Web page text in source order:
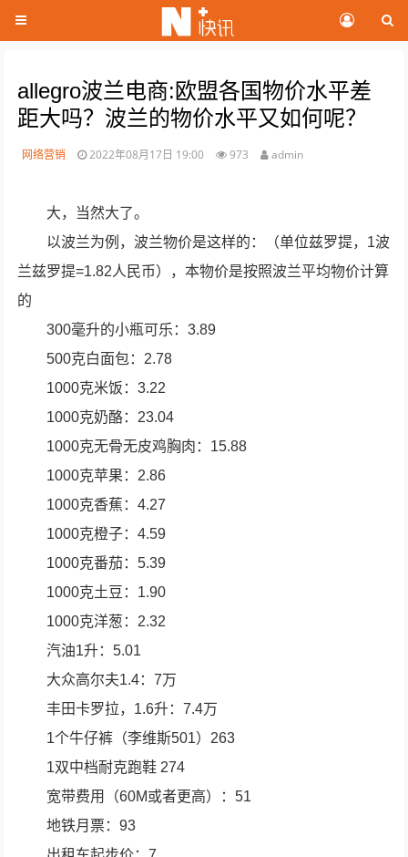
allegro波兰电商:欧盟各国物价水平差
距大吗？波兰的物价水平又如何呢？
网络营销 2022年08月17日 19:00 973 admin
大，当然大了。
以波兰为例，波兰物价是这样的：（单位兹罗提，1波
兰兹罗提=1.82人民币），本物价是按照波兰平均物价计算
的
300毫升的小瓶可乐：3.89
500克白面包：2.78
1000克米饭：3.22
1000克奶酪：23.04
1000克无骨无皮鸡胸肉：15.88
1000克苹果：2.86
1000克香蕉：4.27
1000克橙子：4.59
1000克番茄：5.39
1000克土豆：1.90
1000克洋葱：2.32
汽油1升：5.01
大众高尔夫1.4：7万
丰田卡罗拉，1.6升：7.4万
1个牛仔裤（李维斯501）263
1双中档耐克跑鞋 274
宽带费用（60M或者更高）：51
地铁月票：93